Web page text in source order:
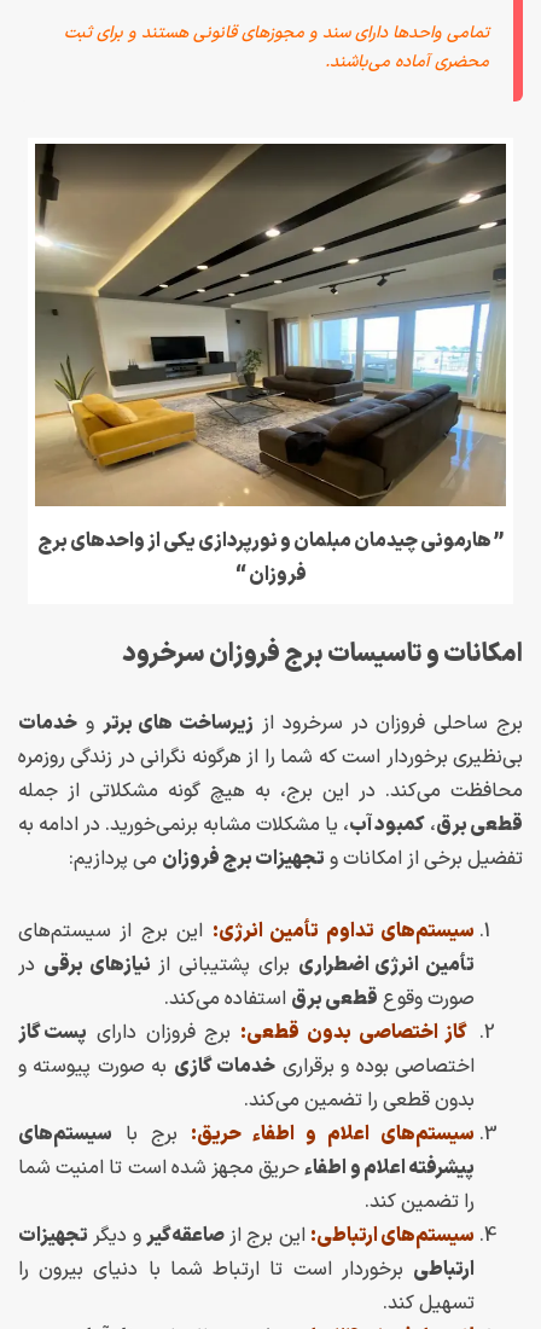
تمامی واحدها دارای سند و مجوزهای قانونی هستند و برای ثبت
محضری آماده می‌باشند.
” هارمونی چیدمان مبلمان و نورپردازی یکی از واحدهای برج
فروزان “
امکانات و تاسیسات برج فروزان سرخرود
برج ساحلی فروزان در سرخرود از زیرساخت های برتر و خدمات
بی‌نظیری برخوردار است که شما را از هرگونه نگرانی در زندگی روزمره
محافظت می‌کند. در این برج، به هیچ گونه مشکلاتی از جمله
قطعی برق، کمبود آب، یا مشکلات مشابه برنمی‌خورید. در ادامه به
تفضیل برخی از امکانات و تجهیزات برج فروزان می پردازیم:
سیستم‌های تداوم تأمین انرژی: این برج از سیستم‌های
تأمین انرژی اضطراری برای پشتیبانی از نیازهای برقی در
صورت وقوع قطعی برق استفاده می‌کند.
گاز اختصاصی بدون قطعی: برج فروزان دارای پست گاز
اختصاصی بوده و برقراری خدمات گازی به صورت پیوسته و
بدون قطعی را تضمین می‌کند.
سیستم‌های اعلام و اطفاء حریق: برج با سیستم‌های
پیشرفته اعلام و اطفاءحریق مجهز شده است تا امنیت شما
را تضمین کند.
سیستم‌های ارتباطی: این برج ازصاعقه‌گیرو دیگر تجهیزات
ارتباطی برخوردار است تا ارتباط شما با دنیای بیرون را
تسهیل کند.